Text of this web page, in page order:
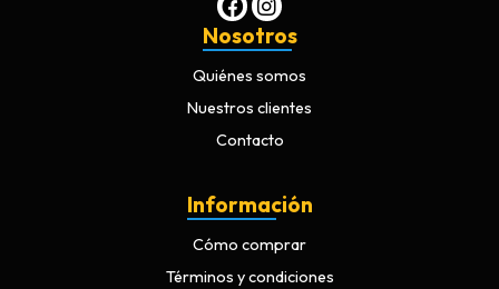
Nosotros
Quiénes somos
Nuestros clientes
Contacto
Información
Cómo comprar
Términos y condiciones